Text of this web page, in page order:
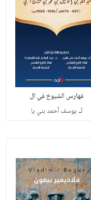
فهارس الشيوخ في ال
لـ يوسف أحمد بني يا